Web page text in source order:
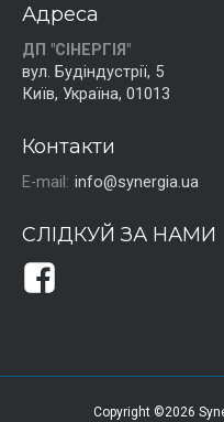
Адреса
ДП "СІНЕРГІЯ"
вул. Будіндустрії, 5
Київ, Україна, 01013
Контакти
E-mail: info@synergia.ua
СЛІДКУЙ ЗА НАМИ
Copyright ©2026